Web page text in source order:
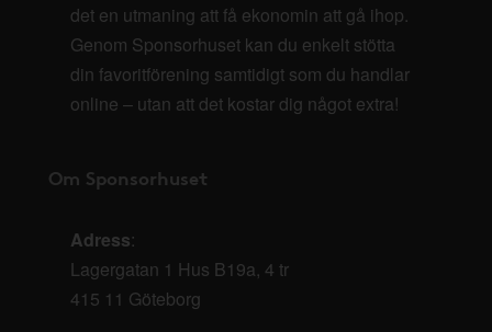
det en utmaning att få ekonomin att gå ihop.
Genom Sponsorhuset kan du enkelt stötta
din favoritförening samtidigt som du handlar
online – utan att det kostar dig något extra!
Om Sponsorhuset
Adress:
Lagergatan 1 Hus B19a, 4 tr
415 11 Göteborg